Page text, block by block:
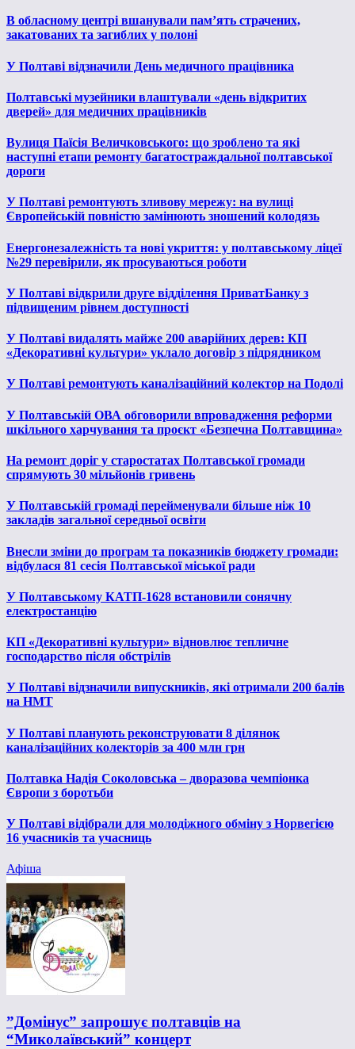
В обласному центрі вшанували пам’ять страчених,
закатованих та загиблих у полоні
У Полтаві відзначили День медичного працівника
Полтавські музейники влаштували «день відкритих
дверей» для медичних працівників
Вулиця Паїсія Величковського: що зроблено та які
наступні етапи ремонту багатостраждальної полтавської
дороги
У Полтаві ремонтують зливову мережу: на вулиці
Європейській повністю замінюють зношений колодязь
Енергонезалежність та нові укриття: у полтавському ліцеї
№29 перевірили, як просуваються роботи
У Полтаві відкрили друге відділення ПриватБанку з
підвищеним рівнем доступності
У Полтаві видалять майже 200 аварійних дерев: КП
«Декоративні культури» уклало договір з підрядником
У Полтаві ремонтують каналізаційний колектор на Подолі
У Полтавській ОВА обговорили впровадження реформи
шкільного харчування та проєкт «Безпечна Полтавщина»
На ремонт доріг у старостатах Полтавської громади
спрямують 30 мільйонів гривень
У Полтавській громаді перейменували більше ніж 10
закладів загальної середньої освіти
Внесли зміни до програм та показників бюджету громади:
відбулася 81 сесія Полтавської міської ради
У Полтавському КАТП-1628 встановили сонячну
електростанцію
КП «Декоративні культури» відновлює тепличне
господарство після обстрілів
У Полтаві відзначили випускників, які отримали 200 балів
на НМТ
У Полтаві планують реконструювати 8 ділянок
каналізаційних колекторів за 400 млн грн
Полтавка Надія Соколовська – дворазова чемпіонка
Європи з боротьби
У Полтаві відібрали для молодіжного обміну з Норвегією
16 учасників та учасниць
Афіша
”Домінус” запрошує полтавців на
“Миколаївський” концерт